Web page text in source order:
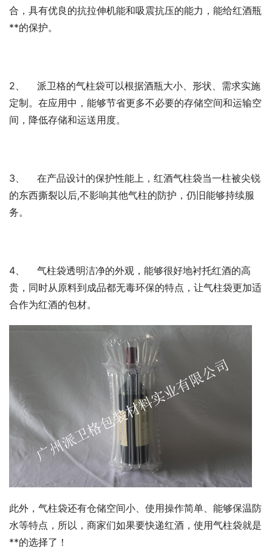
合，具有优良的抗拉伸机能和吸震抗压的能力，能给红酒瓶
**的保护。
2、    派卫格的气柱袋可以根据酒瓶大小、形状、需求实施
定制。在应用中，能够节省更多不必要的存储空间和运输空
间，降低存储和运送用度。
3、    在产品设计的保护性能上，红酒气柱袋当一柱被尖锐
的东西撕裂以后,不影响其他气柱的防护，仍旧能够持续服
务。
4、    气柱袋透明洁净的外观，能够很好地衬托红酒的高
贵，同时从原料到成品都无毒环保的特点，让气柱袋更加适
合作为红酒的包材。
此外，气柱袋还有仓储空间小、使用操作简单、能够保温防
水等特点，所以，商家们如果要快递红酒，使用气柱袋就是
**的选择了！